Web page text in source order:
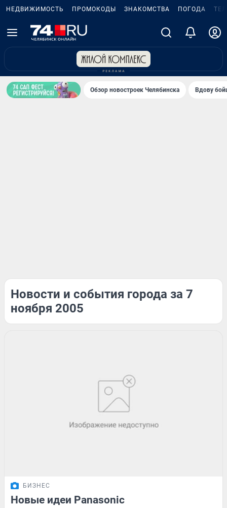
НЕДВИЖИМОСТЬ ПРОМОКОДЫ ЗНАКОМСТВА ПОГОДА
Обзор новостроек Челябинска Вдову
Новости и события города за 7
ноября 2005
БИЗНЕС
Новые идеи Panasonic